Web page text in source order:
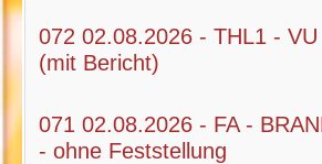
072 02.08.2026 - THL1 -
(mit Bericht)
071 02.08.2026 - FA -
- ohne Feststellung